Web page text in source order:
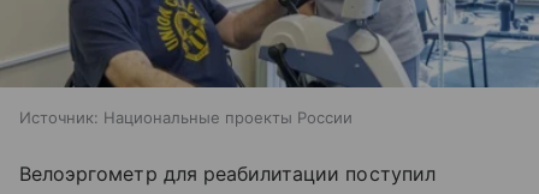
Источник: Национальные проекты России
Велоэргометр для реабилитации поступил